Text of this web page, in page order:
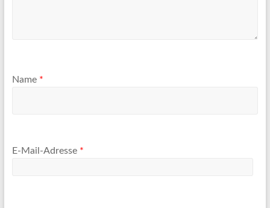
Name *
E-Mail-Adresse *